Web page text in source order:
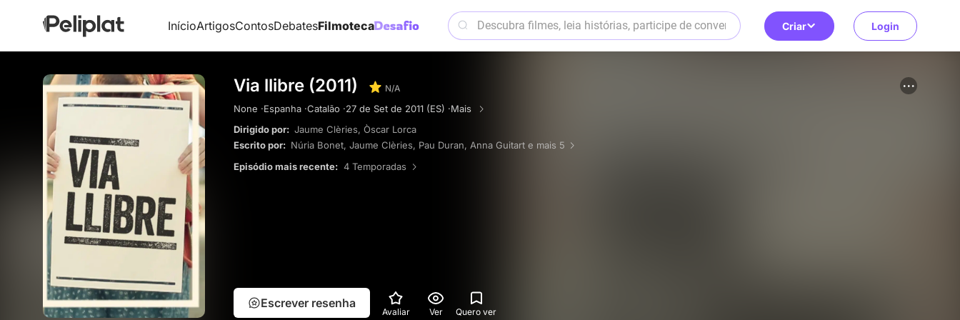
InícioArtigosContosDebatesFilmoteca Criar Login
Via llibre (2011) N/A
None ·Espanha ·Catalão ·27 de Set de 2011 (ES) ·Mais
Dirigido por: Jaume Clèries, Òscar Lorca
Escrito por: Núria Bonet, Jaume Clèries, Pau Duran, Anna Guitart e mais 5
Episódio mais recente: 4 Temporadas
Escrever resenha
Avaliar Ver Quero ver